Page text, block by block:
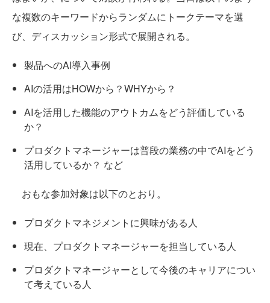
な複数のキーワードからランダムにトークテーマを選
び、ディスカッション形式で展開される。
製品へのAI導入事例
AIの活用はHOWから？WHYから？
AIを活用した機能のアウトカムをどう評価している
か？
プロダクトマネージャーは普段の業務の中でAIをどう
活用しているか？ など
おもな参加対象は以下のとおり。
プロダクトマネジメントに興味がある人
現在、プロダクトマネージャーを担当している人
プロダクトマネージャーとして今後のキャリアについ
て考えている人